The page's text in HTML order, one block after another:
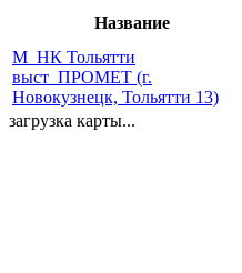
Название
М_НК Тольятти
выст_ПРОМЕТ (г.
Новокузнецк, Тольятти 13)
загрузка карты...